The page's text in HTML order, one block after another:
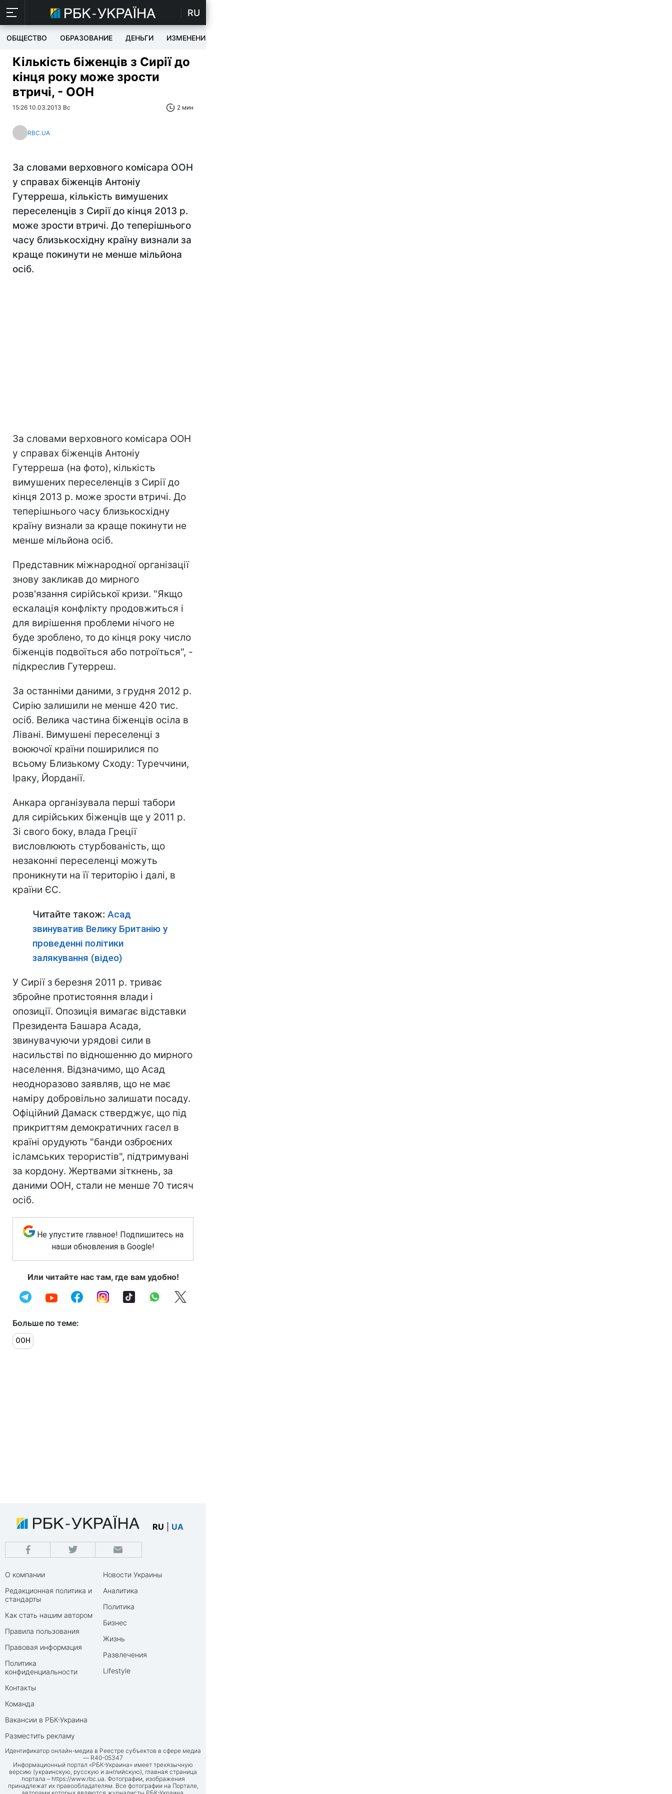
RU
ОБЩЕСТВО ОБРАЗОВАНИЕ ДЕНЬГИ ИЗМЕНЕНИЯ
Кількість біженців з Сирії до
кінця року може зрости
втричі, - ООН
15:26 10.03.2013 Вс 2 мин
RBC.UA
За словами верховного комісара ООН
у справах біженців Антоніу
Гутерреша, кількість вимушених
переселенців з Сирії до кінця 2013 р.
може зрости втричі. До теперішнього
часу близькосхідну країну визнали за
краще покинути не менше мільйона
осіб.
За словами верховного комісара ООН
у справах біженців Антоніу
Гутерреша (на фото), кількість
вимушених переселенців з Сирії до
кінця 2013 р. може зрости втричі. До
теперішнього часу близькосхідну
країну визнали за краще покинути не
менше мільйона осіб.
Представник міжнародної організації
знову закликав до мирного
розв'язання сирійської кризи. "Якщо
ескалація конфлікту продовжиться і
для вирішення проблеми нічого не
буде зроблено, то до кінця року число
біженців подвоїться або потроїться", -
підкреслив Гутерреш.
За останніми даними, з грудня 2012 р.
Сирію залишили не менше 420 тис.
осіб. Велика частина біженців осіла в
Лівані. Вимушені переселенці з
воюючої країни поширилися по
всьому Близькому Сходу: Туреччини,
Іраку, Йорданії.
Анкара організувала перші табори
для сирійських біженців ще у 2011 р.
Зі свого боку, влада Греції
висловлюють стурбованість, що
незаконні переселенці можуть
проникнути на її територію і далі, в
країни ЄС.
Читайте також: Асад
звинуватив Велику Британію у
проведенні політики
залякування (відео)
У Сирії з березня 2011 р. триває
збройне протистояння влади і
опозиції. Опозиція вимагає відставки
Президента Башара Асада,
звинувачуючи урядові сили в
насильстві по відношенню до мирного
населення. Відзначимо, що Асад
неодноразово заявляв, що не має
наміру добровільно залишати посаду.
Офіційний Дамаск стверджує, що під
прикриттям демократичних гасел в
країні орудують "банди озброєних
ісламських терористів", підтримувані
за кордону. Жертвами зіткнень, за
даними ООН, стали не менше 70 тисяч
осіб.
Не упустите главное! Подпишитесь на
наши обновления в Google!
Или читайте нас там, где вам удобно!
Больше по теме:
ООН
RU UA
О компании
Редакционная политика и
стандарты
Как стать нашим автором
Правила пользования
Правовая информация
Политика
конфиденциальности
Контакты
Команда
Вакансии в РБК-Украина
Разместить рекламу
Новости Украины
Аналитика
Политика
Бизнес
Жизнь
Развлечения
Lifestyle
Идентификатор онлайн-медиа в Реестре субъектов в сфере медиа
— R40-05347
Информационный портал «РБК-Украина» имеет трехязычную
версию (украинскую, русскую и английскую), главная страница
портала – https://www.rbc.ua. Фотографии, изображения
принадлежат их правообладателям. Все фотографии на Портале,